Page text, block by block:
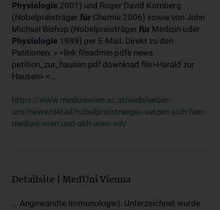
Physiologie 2001) und Roger David Kornberg
(Nobelpreisträger für Chemie 2006) sowie von John
Michael Bishop (Nobelpreisträger für Medizin oder
Physiologie 1989) per E-Mail. Direkt zu den
Petitionen: » <link fileadmin pdfs news
petition_zur_hausen.pdf download file>Harald zur
Hausen» <...
https://www.meduniwien.ac.at/web/ueber-
uns/news/detail/nobelpreistraeger-setzen-sich-fuer-
meduni-wien-und-akh-wien-ein/
Detailsite | MedUni Vienna
... Angewandte Immunologie). Unterzeichnet wurde